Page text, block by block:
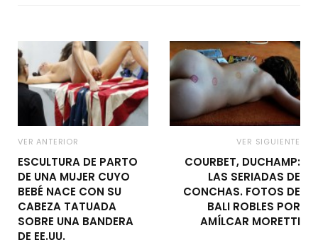
VER ANTERIOR
ESCULTURA DE PARTO
DE UNA MUJER CUYO
BEBÉ NACE CON SU
CABEZA TATUADA
SOBRE UNA BANDERA
DE EE.UU.
VER SIGUIENTE
COURBET, DUCHAMP:
LAS SERIADAS DE
CONCHAS. FOTOS DE
BALI ROBLES POR
AMÍLCAR MORETTI